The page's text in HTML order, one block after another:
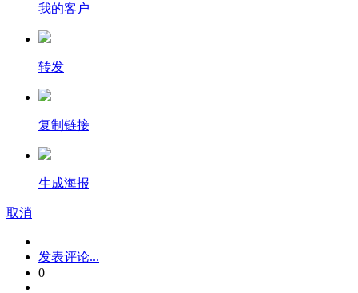
我的客户
转发
复制链接
生成海报
取消
发表评论...
0